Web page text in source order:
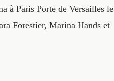
à Paris Porte de Versailles le
Forestier, Marina Hands et